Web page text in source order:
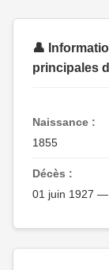
👤
principales
Naissance :
1855
Décès :
01 juin 1927 —